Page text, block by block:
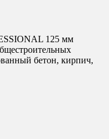
125 мм
бетон, кирпич,